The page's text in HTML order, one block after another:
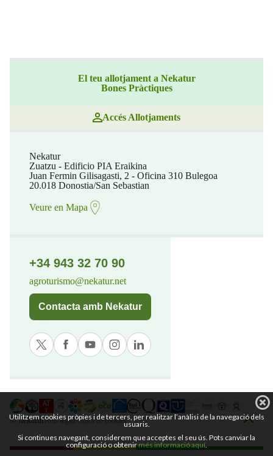
El teu allotjament a Nekatur
Bones Pràctiques
Accés Allotjaments
Nekatur
Zuatzu - Edificio PIA Eraikina
Juan Fermin Gilisagasti, 2 - Oficina 310 Bulegoa
20.018 Donostia/San Sebastian
Veure en Mapa
+34 943 32 70 90
agroturismo@nekatur.net
Contacta amb Nekatur
© nekaturAvís legal Política de cookies
Utilitzem cookies pròpies i de tercers, per realitzar l’anàlisi de la navegació dels
usuaris.
Si continues navegant, considerem que acceptes el seu ús. Pots canviar la
configuració o obtenirmés informació aquí.